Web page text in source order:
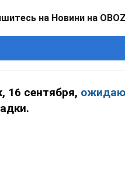
на Новини на
16 сентября,